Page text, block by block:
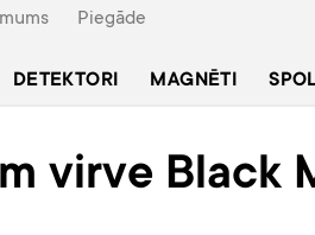
Piegāde
DETEKTORI MAGNĒTI
virve Black